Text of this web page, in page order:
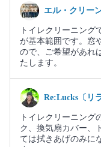
エル・クリー
トイレクリーニン
が基本範囲です。窓
ので、ご希望があれ
たします。
Re:Lucks〔リ
トイレクリーニング
ク、換気扇カバー、
ては拭きあげのみに